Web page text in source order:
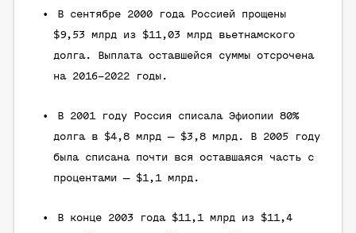
В сентябре 2000 года Россией прощены
$9,53 млрд из $11,03 млрд вьетнамского
долга. Выплата оставшейся суммы отсрочена
на 2016–2022 годы.
В 2001 году Россия списала Эфиопии 80%
долга в $4,8 млрд — $3,8 млрд. В 2005 году
была списана почти вся оставшаяся часть с
процентами — $1,1 млрд.
В конце 2003 года $11,1 млрд из $11,4